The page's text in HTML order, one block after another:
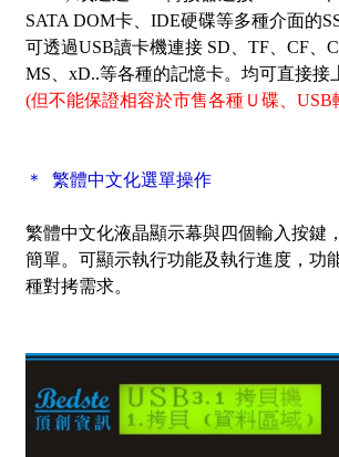
SATA DOM卡、IDE硬碟等多種介面的
可透過USB讀卡機連接 SD、TF、CF、
MS、xD..等各種的記憶卡。均可直接接
(但不能保證相容於市售各種Ｕ碟、USB
＊ 繁體中文化選單操作
繁體中文化液晶顯示幕與四個輸入按鍵
簡單。可顯示執行功能及執行進度，功
種對拷需求。